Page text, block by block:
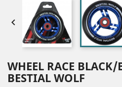

WHEEL RACE
BESTIAL WOLF